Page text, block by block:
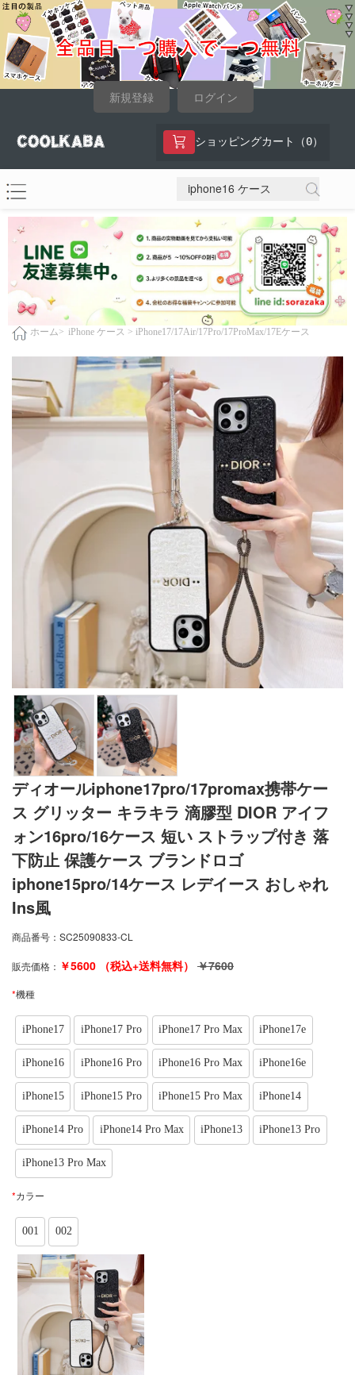
新規登録 ログイン
ショッピングカート（ 0）
ホーム> iPhone ケース > iPhone17/17Air/17Pro/17ProMax/17Eケース
ディオールiphone17pro/17promax携帯ケー
ス グリッター キラキラ 滴膠型 DIOR アイフ
ォン16pro/16ケース 短い ストラップ付き 落
下防止 保護ケース ブランドロゴ
iphone15pro/14ケース レデイース おしゃれ
Ins風
商品番号： SC25090833-CL
販売価格： ￥5600 （税込+送料無料） ￥7600
*機種
iPhone17 iPhone17 Pro iPhone17 Pro Max iPhone17e
iPhone16 iPhone16 Pro iPhone16 Pro Max iPhone16e
iPhone15 iPhone15 Pro iPhone15 Pro Max iPhone14
iPhone14 Pro iPhone14 Pro Max iPhone13 iPhone13 Pro
iPhone13 Pro Max
*カラー
001 002